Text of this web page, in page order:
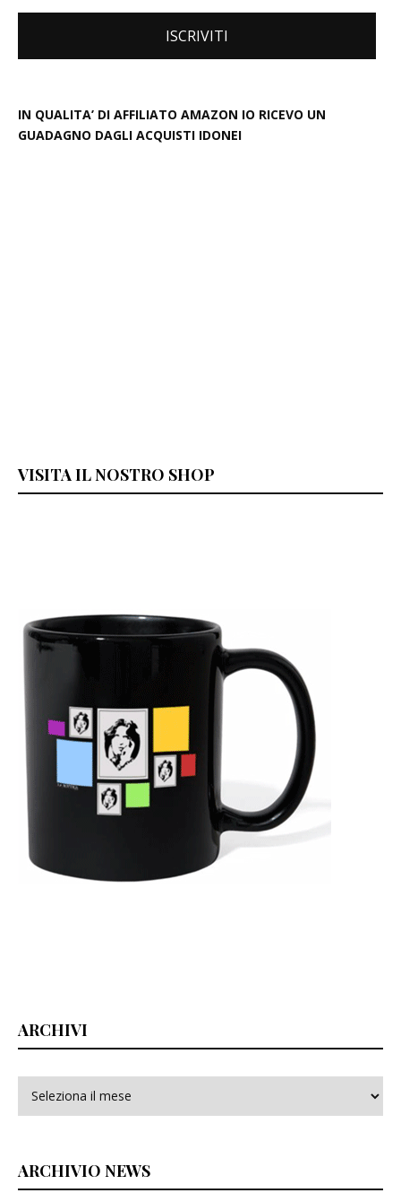
IN QUALITA’ DI AFFILIATO AMAZON IO RICEVO UN
GUADAGNO DAGLI ACQUISTI IDONEI
VISITA IL NOSTRO SHOP
ARCHIVI
ARCHIVIO NEWS